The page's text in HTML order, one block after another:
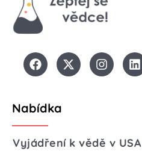
Nabídka
Vyjádření k vědě v USA